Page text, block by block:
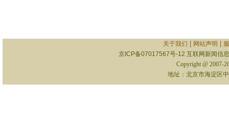
关于我们 网站声明
京ICP备07017567号-12 互联网新闻信
Copyright @ 2007-
地址：北京市海淀区